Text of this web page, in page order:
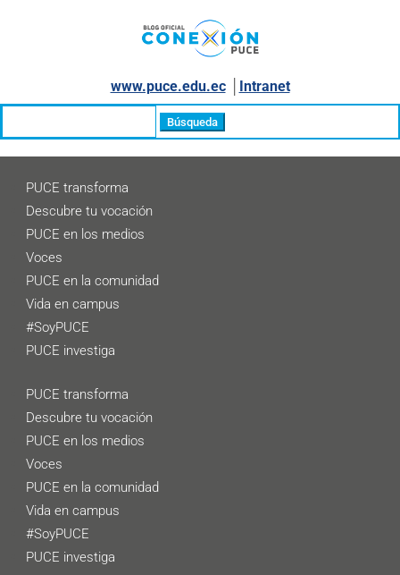
www.puce.edu.ec│ Intranet
PUCE transforma
Descubre tu vocación
PUCE en los medios
Voces
PUCE en la comunidad
Vida en campus
#SoyPUCE
PUCE investiga
PUCE transforma
Descubre tu vocación
PUCE en los medios
Voces
PUCE en la comunidad
Vida en campus
#SoyPUCE
PUCE investiga